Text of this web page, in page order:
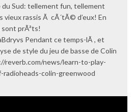
Sud: tellement fun, tellement
rassis Ã cÃ´tÃ© d’eux! En
prÃªts!
Pendant ce temps-lÃ , et
de style du jeu de basse de Colin
reverb.com/news/learn-to-play-
colin-greenwood